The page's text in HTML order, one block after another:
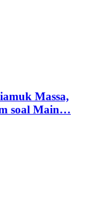
Massa,
soal Main…